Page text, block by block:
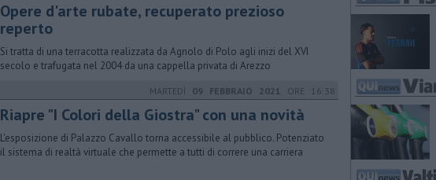
Opere d'arte rubate, recuperato prezioso
reperto
Si tratta di una terracotta realizzata da Agnolo di Polo agli inizi del XVI
secolo e trafugata nel 2004 da una cappella privata di Arezzo
MARTEDÌ 09 FEBBRAIO 2021 ORE 16:38
Riapre "I Colori della Giostra" con una novità
L'esposizione di Palazzo Cavallo torna accessibile al pubblico. Potenziato
il sistema di realtà virtuale che permette a tutti di correre una carriera